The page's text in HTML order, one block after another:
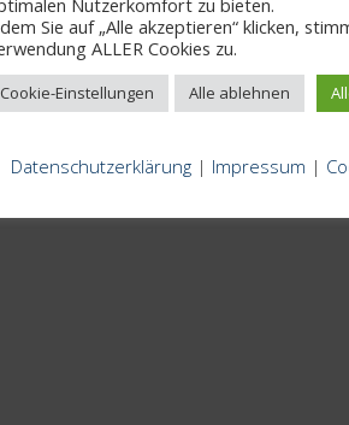
Sie auf „Alle akzeptieren“ klicken,
ALLER Cookies zu.
Cookie-Einstellungen Alle ablehnen
Datenschutzerklärung| Impressum |